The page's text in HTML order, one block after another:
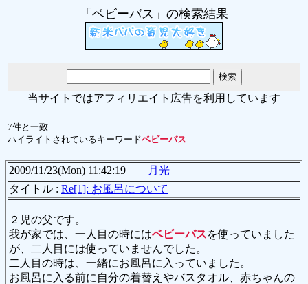
「ベビーバス」の検索結果
当サイトではアフィリエイト広告を利用しています
7件と一致
ハイライトされているキーワードベビーバス
2009/11/23(Mon) 11:42:19
月光
タイトル : Re[1]: お風呂について
２児の父です。
我が家では、一人目の時にはベビーバスを使っていました
が、二人目には使っていませんでした。
二人目の時は、一緒にお風呂に入っていました。
お風呂に入る前に自分の着替えやバスタオル、赤ちゃんの